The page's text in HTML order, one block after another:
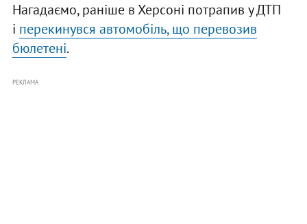
Нагадаємо, раніше в Херсоні потрапив у ДТП
і перекинувся автомобіль, що перевозив
бюлетені.
РЕКЛАМА